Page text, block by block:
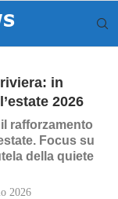
in
2026
rafforzamento
Focus su
della quiete
2026